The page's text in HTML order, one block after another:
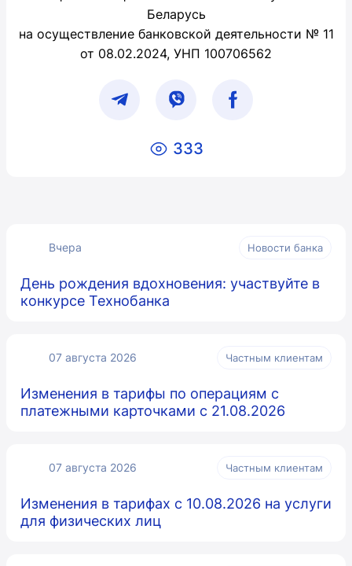
Беларусь
на осуществление банковской деятельности № 11
от 08.02.2024, УНП 100706562
333
Вчера Новости банка
День рождения вдохновения: участвуйте в
конкурсе Технобанка
07 августа 2026 Частным клиентам
Изменения в тарифы по операциям с
платежными карточками с 21.08.2026
07 августа 2026 Частным клиентам
Изменения в тарифах с 10.08.2026 на услуги
для физических лиц